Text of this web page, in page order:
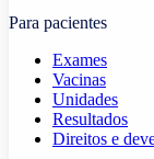
Para pacientes
Exames
Vacinas
Unidades
Resultados
Direitos e